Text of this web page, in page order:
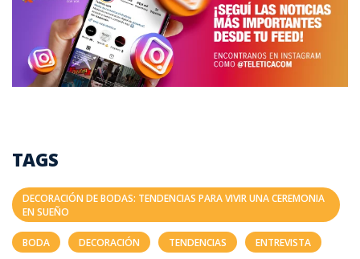
TAGS
DECORACIÓN DE BODAS: TENDENCIAS PARA VIVIR UNA CEREMONIA
EN SUEÑO
BODA DECORACIÓN TENDENCIAS ENTREVISTA